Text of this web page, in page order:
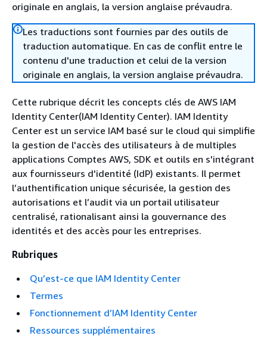
originale en anglais, la version anglaise prévaudra.
Les traductions sont fournies par des outils de
traduction automatique. En cas de conflit entre le
contenu d'une traduction et celui de la version
originale en anglais, la version anglaise prévaudra.
Cette rubrique décrit les concepts clés de AWS IAM
Identity Center(IAM Identity Center). IAM Identity
Center est un service IAM basé sur le cloud qui simplifie
la gestion de l'accès des utilisateurs à de multiples
applications Comptes AWS, SDK et outils en s'intégrant
aux fournisseurs d'identité (IdP) existants. Il permet
l’authentification unique sécurisée, la gestion des
autorisations et l’audit via un portail utilisateur
centralisé, rationalisant ainsi la gouvernance des
identités et des accès pour les entreprises.
Rubriques
Qu’est-ce que IAM Identity Center
Termes
Fonctionnement d’IAM Identity Center
Ressources supplémentaires